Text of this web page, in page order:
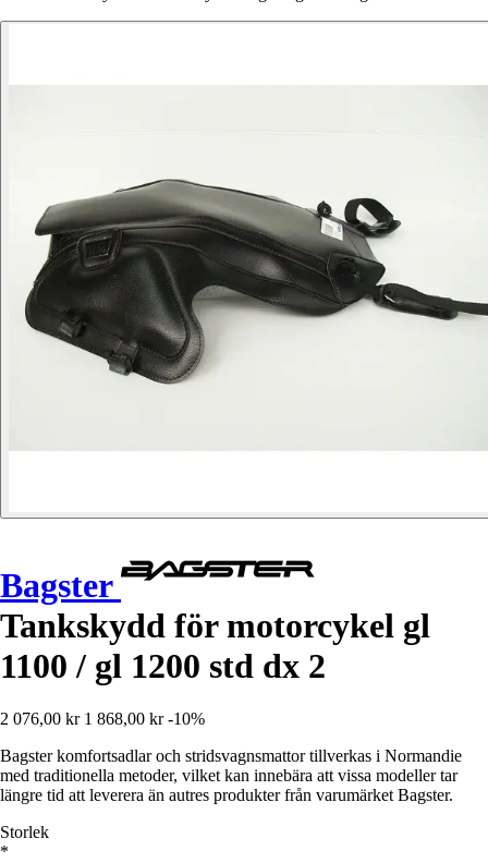
Bagster
Tankskydd för motorcykel gl
1100 / gl 1200 std dx 2
2 076,00 kr 1 868,00 kr -10%
Bagster komfortsadlar och stridsvagnsmattor tillverkas i Normandie
med traditionella metoder, vilket kan innebära att vissa modeller tar
längre tid att leverera än autres produkter från varumärket Bagster.
Storlek
*